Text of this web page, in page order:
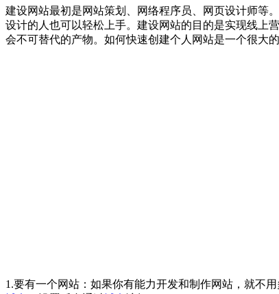
建设网站最初是网站策划、网络程序员、网页设计师等
设计的人也可以轻松上手。建设网站的目的是实现线上
会不可替代的产物。如何快速创建个人网站是一个很大
1.要有一个网站：如果你有能力开发和制作网站，就不